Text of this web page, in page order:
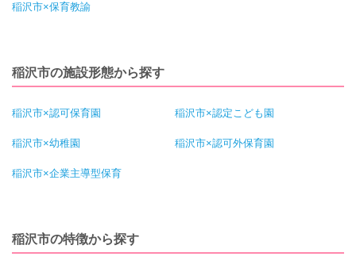
稲沢市×保育教諭
稲沢市の施設形態から探す
稲沢市×認可保育園 稲沢市×認定こども園
稲沢市×幼稚園 稲沢市×認可外保育園
稲沢市×企業主導型保育
稲沢市の特徴から探す